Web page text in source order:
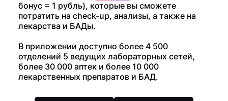
бонус = 1 рубль), которые вы сможете
потратить на check-up, анализы, а также на
лекарства и БАДы.
В приложении доступно более 4 500
отделений 5 ведущих лабораторных сетей,
более 30 000 аптек и более 10 000
лекарственных препаратов и БАД.